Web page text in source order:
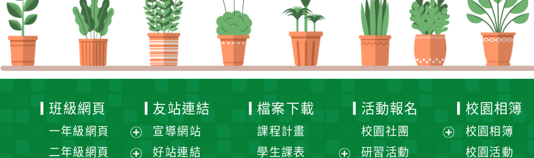
班級網頁
一年級網頁
展
二年級網頁
友站連結
宣導網站
好站連結
檔案下載
課程計畫
學生課表
活動報名
校園社團
研習活動
校園相簿
校園相簿
校園活動